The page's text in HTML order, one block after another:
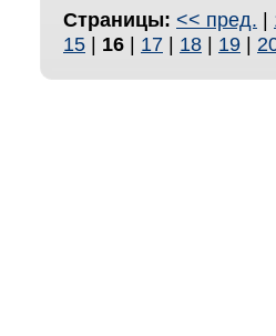
Страницы: << пред. |
15 | 16 | 17 | 18 | 19 |